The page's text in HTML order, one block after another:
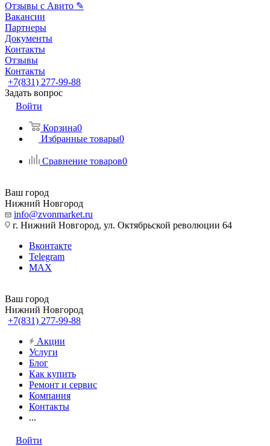
Отзывы с Авито ✎
Вакансии
Партнеры
Документы
Контакты
Отзывы
Контакты
+7(831) 277-99-88
Задать вопрос
Войти
Корзина0
Избранные товары0
Сравнение товаров0
Ваш город
Нижний Новгород
info@zvonmarket.ru
г. Нижний Новгород, ул. Октябрьской революции 64
Вконтакте
Telegram
MAX
Ваш город
Нижний Новгород
+7(831) 277-99-88
Акции
Услуги
Блог
Как купить
Ремонт и сервис
Компания
Контакты
...
Войти